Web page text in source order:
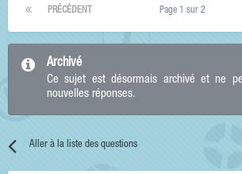
PRÉCÉDENT Page 1 sur 2
Archivé
Ce sujet est désormais archivé et ne
nouvelles réponses.
Aller à la liste des questions